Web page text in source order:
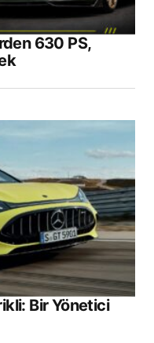
630 PS,
Bir Yönetici